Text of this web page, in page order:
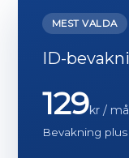
MEST VALDA
ID-
129kr /
Bevakning